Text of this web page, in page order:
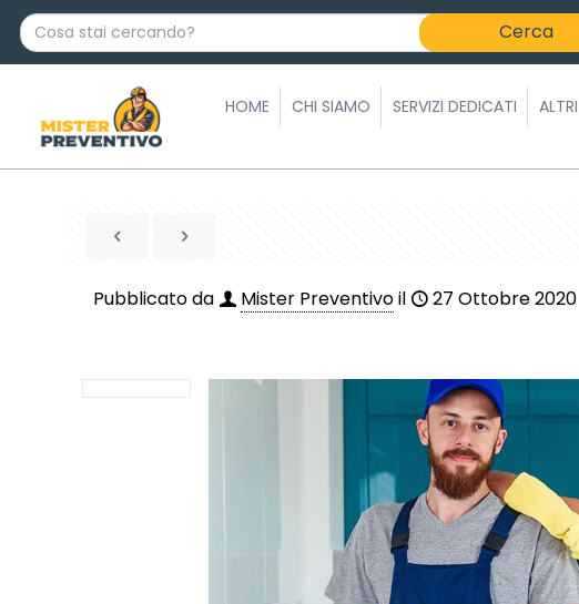
C
o
HOME CHI SIAMO SERVIZI DEDICATI ALTRI
Pubblicato da Mister Preventivoil 27 Ottobre 2020